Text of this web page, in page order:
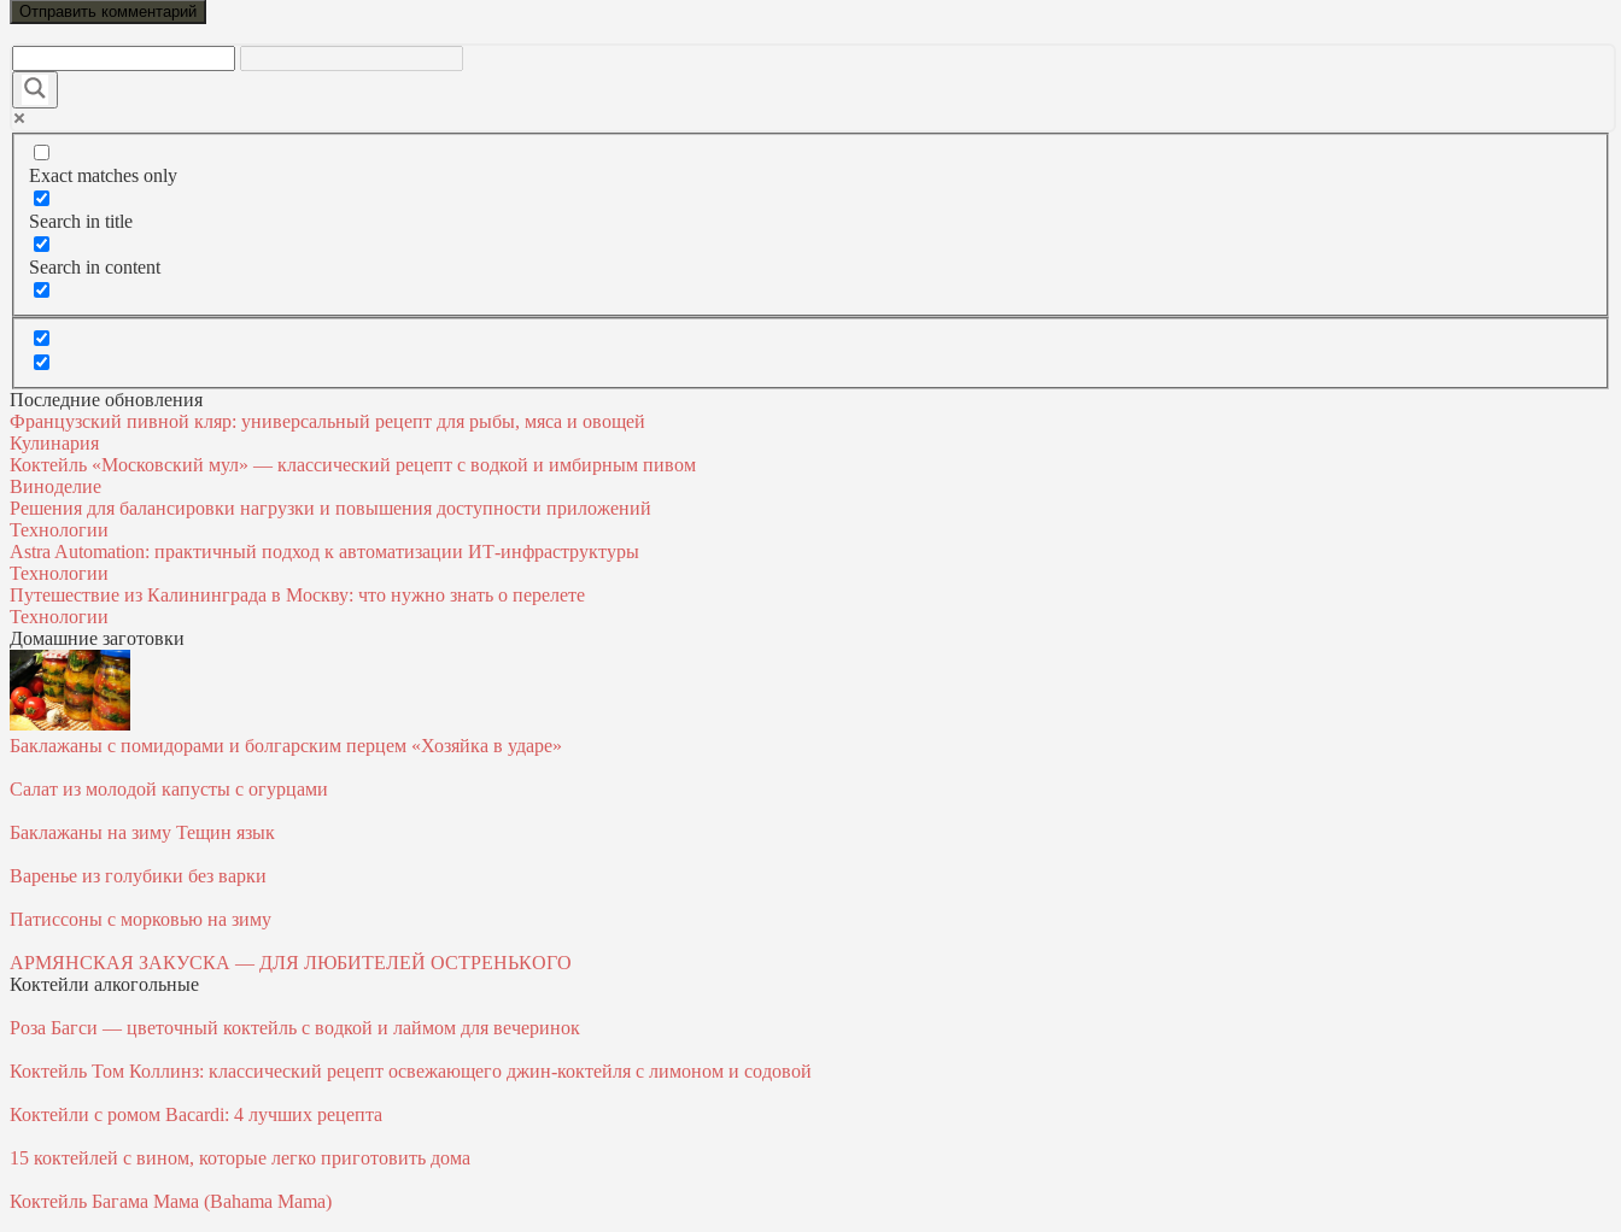
Exact matches only
Search in title
Search in content
Последние обновления
Французский пивной кляр: универсальный рецепт для рыбы, мяса и овощей
Кулинария
Коктейль «Московский мул» — классический рецепт с водкой и имбирным пивом
Виноделие
Решения для балансировки нагрузки и повышения доступности приложений
Технологии
Astra Automation: практичный подход к автоматизации ИТ‑инфраструктуры
Технологии
Путешествие из Калининграда в Москву: что нужно знать о перелете
Технологии
Домашние заготовки
Баклажаны с помидорами и болгарским перцем «Хозяйка в ударе»
Салат из молодой капусты с огурцами
Баклажаны на зиму Тещин язык
Варенье из голубики без варки
Патиссоны с морковью на зиму
АРМЯHCКАЯ ЗАКУCКА — ДЛЯ ЛЮБИТЕЛЕЙ ОCТРЕHЬКОГО
Коктейли алкогольные
Роза Багси — цветочный коктейль с водкой и лаймом для вечеринок
Коктейль Том Коллинз: классический рецепт освежающего джин-коктейля с лимоном и содовой
Коктейли с ромом Bacardi: 4 лучших рецепта
15 коктейлей с вином, которые легко приготовить дома
Коктейль Багама Мама (Bahama Mama)